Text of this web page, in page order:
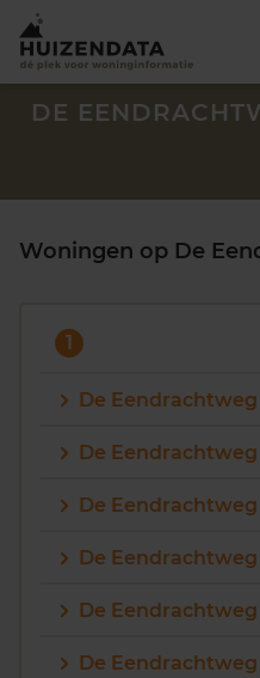
Maandag t/m vrijdag -
DE
Woningen op De
1
De Eendrachtweg
De Eendrachtweg
De Eendrachtweg
De Eendrachtweg
De Eendrachtweg
De Eendrachtweg